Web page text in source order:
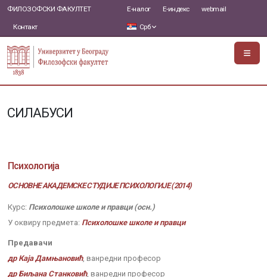
ФИЛОЗОФСКИ ФАКУЛТЕТ
Контакт
Е-налог Е-индекс webmail
Срб
СИЛАБУСИ
Психологија
ОСНОВНЕ АКАДЕМСКЕ СТУДИЈЕ ПСИХОЛОГИЈЕ (2014)
Курс: Психолошке школе и правци (осн.)
У оквиру предмета: Психолошке школе и правци
Предавачи
др Каја Дамњановић, ванредни професор
др Биљана Станковић, ванредни професор